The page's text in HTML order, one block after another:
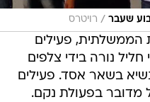
שעבר / רויטרס
הממשלתית, פעילים
חליל נורה בידי צלפים
בשאר אסד. פעילים
מדובר בפעולת נקם.